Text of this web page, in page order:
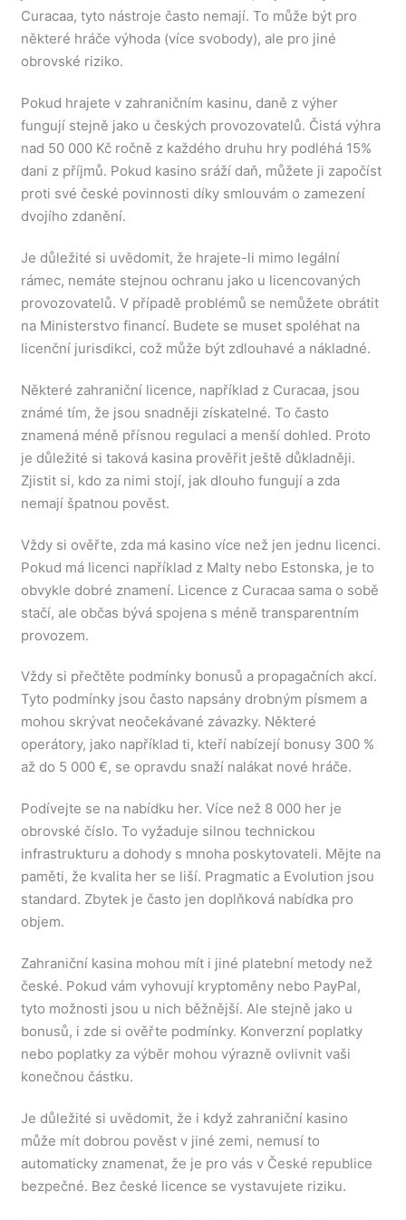
Curacaa, tyto nástroje často nemají. To může být pro
některé hráče výhoda (více svobody), ale pro jiné
obrovské riziko.
Pokud hrajete v zahraničním kasinu, daně z výher
fungují stejně jako u českých provozovatelů. Čistá výhra
nad 50 000 Kč ročně z každého druhu hry podléhá 15%
dani z příjmů. Pokud kasino sráží daň, můžete ji započíst
proti své české povinnosti díky smlouvám o zamezení
dvojího zdanění.
Je důležité si uvědomit, že hrajete-li mimo legální
rámec, nemáte stejnou ochranu jako u licencovaných
provozovatelů. V případě problémů se nemůžete obrátit
na Ministerstvo financí. Budete se muset spoléhat na
licenční jurisdikci, což může být zdlouhavé a nákladné.
Některé zahraniční licence, například z Curacaa, jsou
známé tím, že jsou snadněji získatelné. To často
znamená méně přísnou regulaci a menší dohled. Proto
je důležité si taková kasina prověřit ještě důkladněji.
Zjistit si, kdo za nimi stojí, jak dlouho fungují a zda
nemají špatnou pověst.
Vždy si ověřte, zda má kasino více než jen jednu licenci.
Pokud má licenci například z Malty nebo Estonska, je to
obvykle dobré znamení. Licence z Curacaa sama o sobě
stačí, ale občas bývá spojena s méně transparentním
provozem.
Vždy si přečtěte podmínky bonusů a propagačních akcí.
Tyto podmínky jsou často napsány drobným písmem a
mohou skrývat neočekávané závazky. Některé
operátory, jako například ti, kteří nabízejí bonusy 300 %
až do 5 000 €, se opravdu snaží nalákat nové hráče.
Podívejte se na nabídku her. Více než 8 000 her je
obrovské číslo. To vyžaduje silnou technickou
infrastrukturu a dohody s mnoha poskytovateli. Mějte na
paměti, že kvalita her se liší. Pragmatic a Evolution jsou
standard. Zbytek je často jen doplňková nabídka pro
objem.
Zahraniční kasina mohou mít i jiné platební metody než
české. Pokud vám vyhovují kryptoměny nebo PayPal,
tyto možnosti jsou u nich běžnější. Ale stejně jako u
bonusů, i zde si ověřte podmínky. Konverzní poplatky
nebo poplatky za výběr mohou výrazně ovlivnit vaši
konečnou částku.
Je důležité si uvědomit, že i když zahraniční kasino
může mít dobrou pověst v jiné zemi, nemusí to
automaticky znamenat, že je pro vás v České republice
bezpečné. Bez české licence se vystavujete riziku.